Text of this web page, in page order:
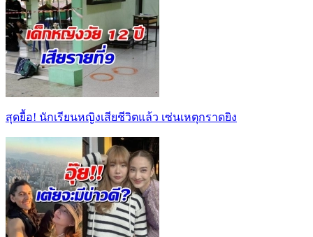
สุดยื้อ! นักเรียนหญิงเสียชีวิตแล้ว เซ่นเหตุกราดยิง